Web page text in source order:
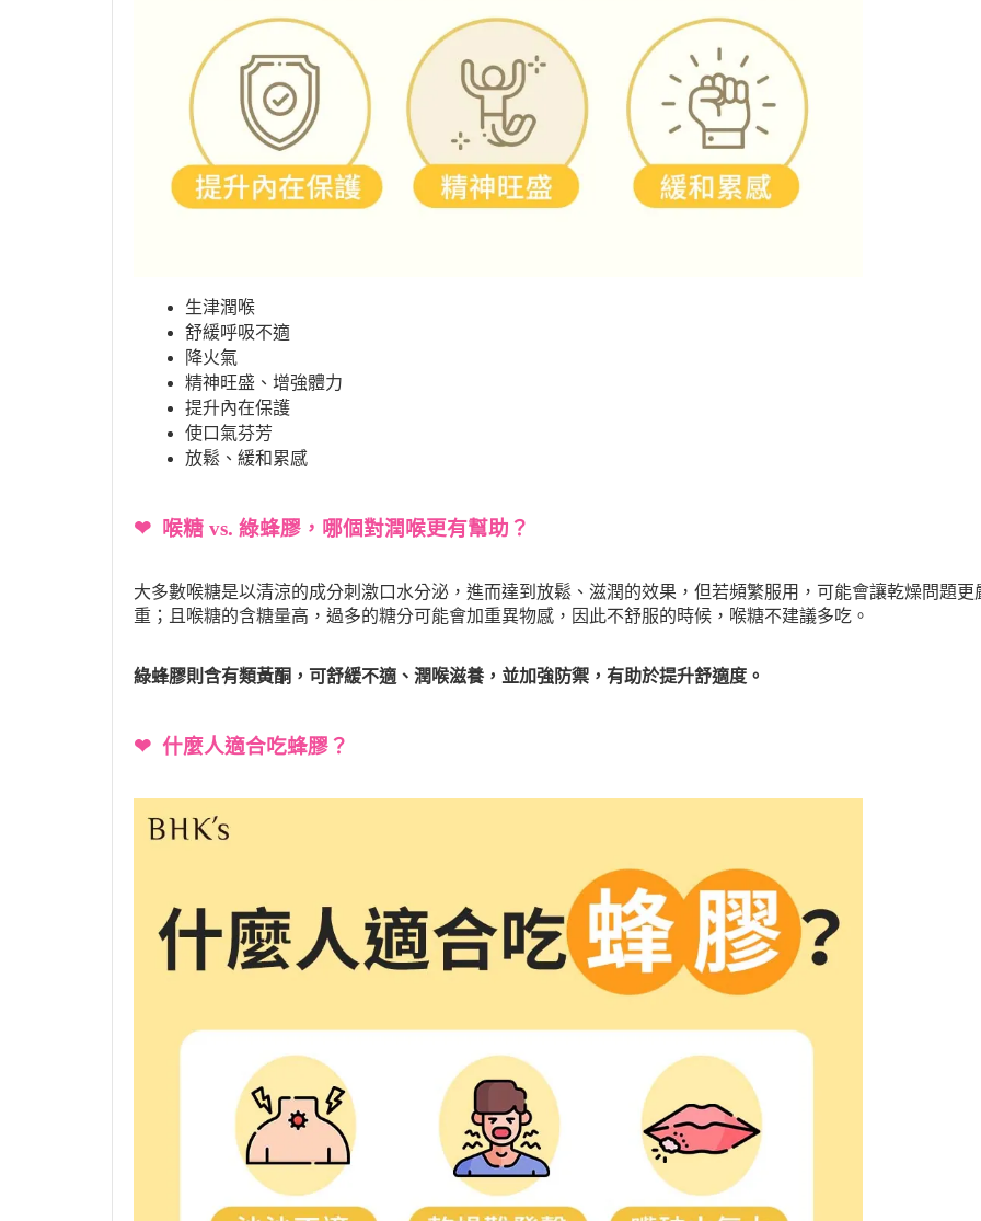
生津潤喉
舒緩呼吸不適
降火氣
精神旺盛、增強體力
提升內在保護
使口氣芬芳
放鬆、緩和累感
❤ 喉糖 vs. 綠蜂膠，哪個對潤喉更有幫助？
大多數喉糖是以清涼的成分刺激口水分泌，進而達到放鬆、滋潤的效果，但若頻繁服用，可能會讓乾燥問題更
重；且喉糖的含糖量高，過多的糖分可能會加重異物感，因此不舒服的時候，喉糖不建議多吃。
綠蜂膠則含有類黃酮，可舒緩不適、潤喉滋養，並加強防禦，有助於提升舒適度。
❤ 什麼人適合吃蜂膠？